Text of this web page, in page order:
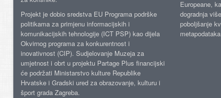
Projekt je dobio sredstva EU Programa podrške
politikama za primjenu informacijskih i
komunikacijskih tehnologije (ICT PSP) kao dijela
Okvirnog programa za konkurentnost i
inovativnost (CIP). Sudjelovanje Muzeja za
umjetnost i obrt u projektu Partage Plus financijski
će podržati Ministarstvo kulture Republike
Hrvatske i Gradski ured za obrazovanje, kulturu i
šport grada Zagreba.
Europeane,
dogradnja
poboljšanje